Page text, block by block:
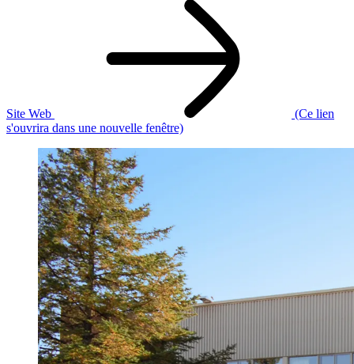
Site Web
(Ce lien
s'ouvrira dans une nouvelle fenêtre)